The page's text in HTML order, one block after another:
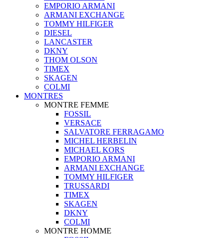
EMPORIO ARMANI
ARMANI EXCHANGE
TOMMY HILFIGER
DIESEL
LANCASTER
DKNY
THOM OLSON
TIMEX
SKAGEN
COLMI
MONTRES
MONTRE FEMME
FOSSIL
VERSACE
SALVATORE FERRAGAMO
MICHEL HERBELIN
MICHAEL KORS
EMPORIO ARMANI
ARMANI EXCHANGE
TOMMY HILFIGER
TRUSSARDI
TIMEX
SKAGEN
DKNY
COLMI
MONTRE HOMME